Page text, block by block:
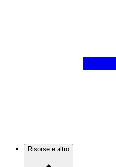
Risorse e altro